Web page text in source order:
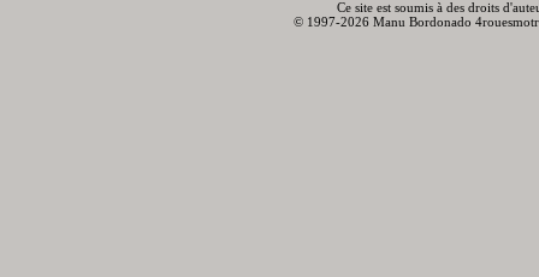
Ce site est soumis à des droits
© 1997-2026 Manu Bordonado